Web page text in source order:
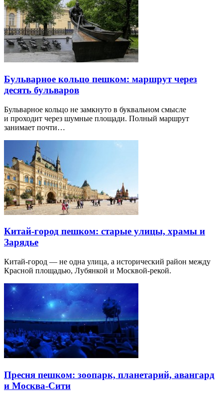
Бульварное кольцо пешком: маршрут через
десять бульваров
Бульварное кольцо не замкнуто в буквальном смысле
и проходит через шумные площади. Полный маршрут
занимает почти…
Китай-город пешком: старые улицы, храмы и
Зарядье
Китай-город — не одна улица, а исторический район между
Красной площадью, Лубянкой и Москвой-рекой.
Пресня пешком: зоопарк, планетарий, авангард
и Москва-Сити